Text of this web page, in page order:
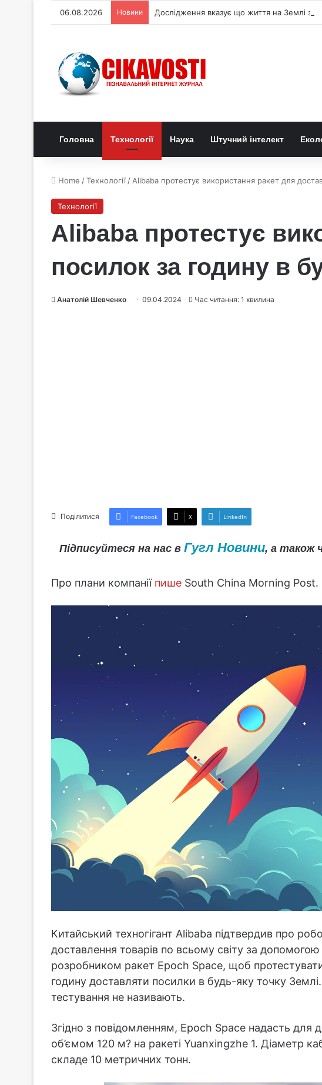
06.08.2026 Новини Дослідження вказує що життя на Землі
Головна Технології Наука Штучний інтелект
Home /Технології / Alibaba протестує використання ракет для
Технології
Alibaba протестує
посилок за годину в
Анатолій Шевченко 09.04.2024 Час читання: 1 хвилина
Поділитися Facebook X LinkedIn
Підписуйтеся на нас в Гугл Новини, а також
Про плани компанії пише South China Morning Post.
Китайський техногігант Alibaba підтвердив про
доставлення товарів по всьому світу за
розробником ракет Epoch Space, щоб
годину доставляти посилки в будь-яку точку
тестування не називають.
Згідно з повідомленням, Epoch Space надасть для
об’ємом 120 м? на ракеті Yuanxingzhe 1. Діаметр
складе 10 метричних тонн.